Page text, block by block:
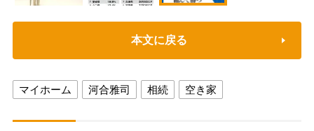
本文に戻る
マイホーム 河合雅司 相続 空き家